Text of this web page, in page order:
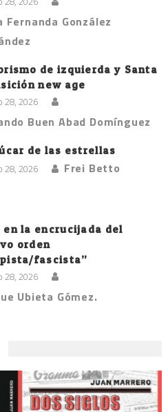
Fernanda González
de izquierda y Santa
new age
28, 2026
Buen Abad Domínguez
de las estrellas
28, 2026 Frei Betto
en la encrucijada del
orden
fascista”
28, 2026
Ubieta Gómez.